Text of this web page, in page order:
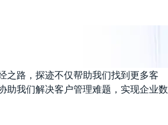
之路，探迹不仅帮助我们找到更多客
助我们解决客户管理难题，实现企业数